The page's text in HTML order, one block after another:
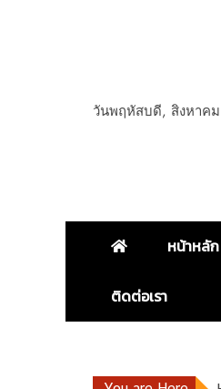
วันพฤหัสบดี, สิงหาค
หน้าหลัก
ติดต่อเรา